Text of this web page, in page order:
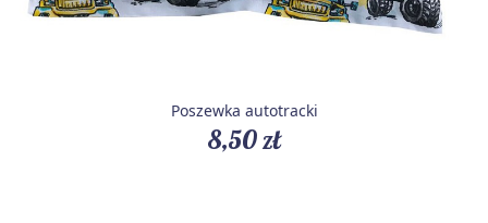
Poszewka autotracki
8,50 zł